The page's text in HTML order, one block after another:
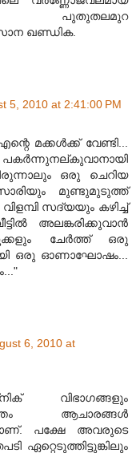
പുതുതലമുറ
ഖണ്ഡിക.
5, 2010 at 2:41:00 PM
മക്കൾക്ക്‌ വേണ്ടി...
ഒരു ചെറിയ
മുണ്ടുമുടുത്ത്‌
സദ്യയും കഴിച്ച്‌
അലങ്കരിക്കുവാൻ
പൂക്കളും ചേർത്ത്‌ ഒരു
ഒരു ഓണാഘോഷം...
6, 2010 at
വിഭാഗങ്ങളും
ആചാരങ്ങൾ
പക്ഷേ അവരുടെ
ഏറ്റെടുത്തിട്ടുങ്കിലും